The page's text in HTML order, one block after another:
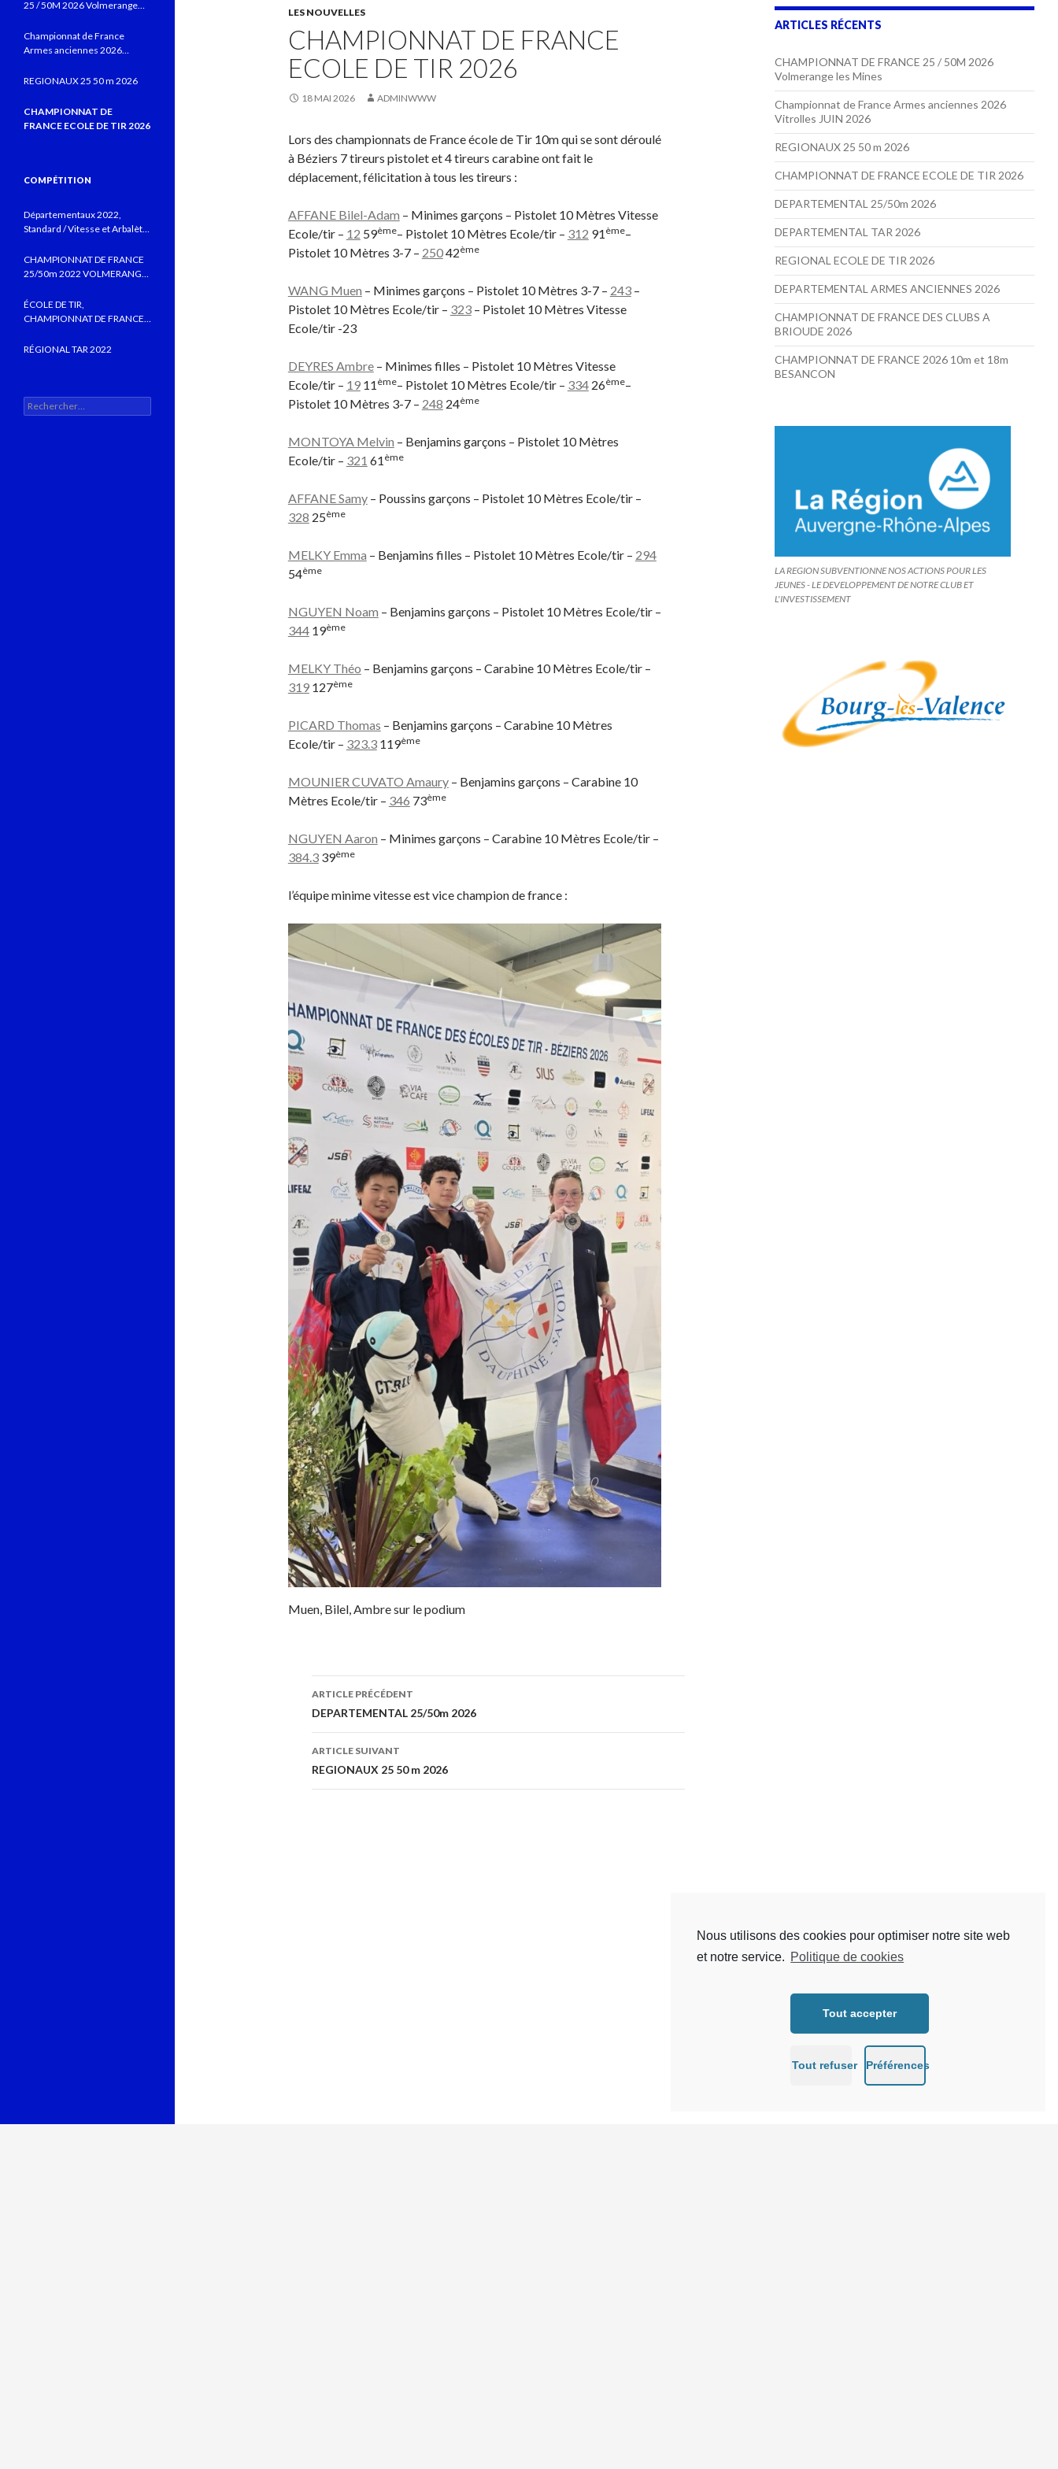
LES NOUVELLES
CHAMPIONNAT DE FRANCE
ECOLE DE TIR 2026
18 MAI 2026 ADMINWWW
Lors des championnats de France école de Tir 10m qui se sont déroulé
à Béziers 7 tireurs pistolet et 4 tireurs carabine ont fait le
déplacement, félicitation à tous les tireurs :
AFFANE Bilel-Adam – Minimes garçons – Pistolet 10 Mètres Vitesse
Ecole/tir – 12 59ème– Pistolet 10 Mètres Ecole/tir – 312 91 ème–
Pistolet 10 Mètres 3-7 – 25042ème
WANG Muen – Minimes garçons – Pistolet 10 Mètres 3-7 – 243–
Pistolet 10 Mètres Ecole/tir – 323– Pistolet 10 Mètres Vitesse
Ecole/tir -23
DEYRES Ambre– Minimes filles – Pistolet 10 Mètres Vitesse
Ecole/tir – 1911 ème– Pistolet 10 Mètres Ecole/tir – 33426ème–
Pistolet 10 Mètres 3-7 – 248 24ème
MONTOYA Melvin – Benjamins garçons – Pistolet 10 Mètres
Ecole/tir – 321 61 ème
AFFANE Samy– Poussins garçons – Pistolet 10 Mètres Ecole/tir –
328 25ème
MELKY Emma – Benjamins filles – Pistolet 10 Mètres Ecole/tir – 294
54ème
NGUYEN Noam – Benjamins garçons – Pistolet 10 Mètres Ecole/tir –
34419ème
MELKY Théo – Benjamins garçons – Carabine 10 Mètres Ecole/tir –
319127ème
PICARD Thomas – Benjamins garçons – Carabine 10 Mètres
Ecole/tir – 323.3119ème
MOUNIER CUVATO Amaury– Benjamins garçons – Carabine 10
Mètres Ecole/tir – 346 73ème
NGUYEN Aaron – Minimes garçons – Carabine 10 Mètres Ecole/tir –
384.339ème
l’équipe minime vitesse est vice champion de france :
Muen, Bilel, Ambre sur le podium
Navigation
des
articles
ARTICLE PRÉCÉDENT
DEPARTEMENTAL 25/50m 2026
ARTICLE SUIVANT
REGIONAUX 25 50 m 2026
ARTICLES RÉCENTS
CHAMPIONNAT DE FRANCE 25 / 50M 2026
Volmerange les Mines
Championnat de France Armes anciennes 2026
Vitrolles JUIN 2026
REGIONAUX 25 50 m 2026
CHAMPIONNAT DE FRANCE ECOLE DE TIR 2026
DEPARTEMENTAL 25/50m 2026
DEPARTEMENTAL TAR 2026
REGIONAL ECOLE DE TIR 2026
DEPARTEMENTAL ARMES ANCIENNES 2026
CHAMPIONNAT DE FRANCE DES CLUBS A
BRIOUDE 2026
CHAMPIONNAT DE FRANCE 2026 10m et 18m
BESANCON
LA REGION SUBVENTIONNE NOS ACTIONS POUR LES
JEUNES - LE DEVELOPPEMENT DE NOTRE CLUB ET
L'INVESTISSEMENT
25 / 50M 2026 Volmerange
Championnat de France
Armes anciennes 2026
REGIONAUX 25 50 m 2026
CHAMPIONNAT DE
FRANCE ECOLE DE TIR 2026
COMPÉTITION
Départementaux 2022,
Standard / Vitesse et Arbalète
TSB
CHAMPIONNAT DE FRANCE
25/50m 2022 VOLMERANGE
ÉCOLE DE TIR,
CHAMPIONNAT DE FRANCE
BELLES PERFORMANCES
RÉGIONAL TAR 2022
Rechercher :
Nous utilisons des cookies pour optimiser notre site web
et notre service. Politique de cookies
Tout accepter
Tout refuser Préférences